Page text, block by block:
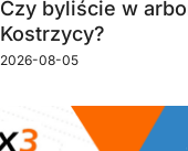
Czy byliście w
Kostrzycy?
2026-08-05